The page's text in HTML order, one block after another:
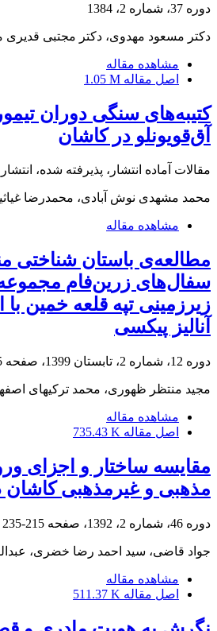
دوره 37، شماره 2، 1384
دکتر مسعود مهدوی، دکتر مجتبی
مشاهده مقاله
اصل مقاله 1.05 M
کتیبه‌های سنگی دوران
آق‌قویونلو در کاشان
مقالات آماده انتشار، پذیرفته شده، انتشار
محمد مشهدی نوش آبادی، محمدرضا
مشاهده مقاله
مطالعه‌ی باستان شناختی
سفال‌های زرین‌فام
زیرزمینی تپه قلعه خمین
آنالیز پیکسی
دوره 12، شماره 2، تابستان 1399، صفحه
مجید منتظر ظهوری، محمد ترکیهای
مشاهده مقاله
اصل مقاله 735.43 K
مقایسه ساختار و اجزای
مذهبی و غیرمذهبی کاشان
دوره 46، شماره 2، 1392، صفحه 215-235
جواد قاضی، سید احمد رضا خضری،
مشاهده مقاله
اصل مقاله 511.37 K